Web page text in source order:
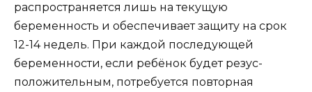
распространяется лишь на текущую
беременность и обеспечивает защиту на срок
12-14 недель. При каждой последующей
беременности, если ребёнок будет резус-
положительным, потребуется повторная